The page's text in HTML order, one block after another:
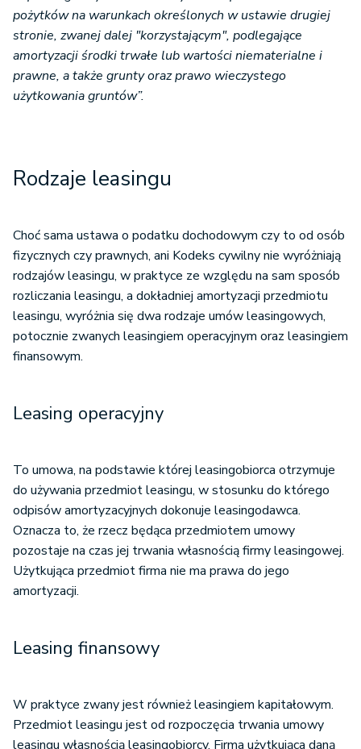
pożytków na warunkach określonych w ustawie drugiej
stronie, zwanej dalej "korzystającym", podlegające
amortyzacji środki trwałe lub wartości niematerialne i
prawne, a także grunty oraz prawo wieczystego
użytkowania gruntów”.
Rodzaje leasingu
Choć sama ustawa o podatku dochodowym czy to od osób
fizycznych czy prawnych, ani Kodeks cywilny nie wyróżniają
rodzajów leasingu, w praktyce ze względu na sam sposób
rozliczania leasingu, a dokładniej amortyzacji przedmiotu
leasingu, wyróżnia się dwa rodzaje umów leasingowych,
potocznie zwanych leasingiem operacyjnym oraz leasingiem
finansowym.
Leasing operacyjny
To umowa, na podstawie której leasingobiorca otrzymuje
do używania przedmiot leasingu, w stosunku do którego
odpisów amortyzacyjnych dokonuje leasingodawca.
Oznacza to, że rzecz będąca przedmiotem umowy
pozostaje na czas jej trwania własnością firmy leasingowej.
Użytkująca przedmiot firma nie ma prawa do jego
amortyzacji.
Leasing finansowy
W praktyce zwany jest również leasingiem kapitałowym.
Przedmiot leasingu jest od rozpoczęcia trwania umowy
leasingu własnością leasingobiorcy. Firma użytkująca daną